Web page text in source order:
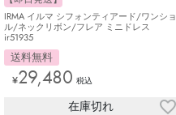
IRMA イルマ シフォンティアード/ワンショ
ル/ネックリボン/フレア ミニドレス
ir51935
送料無料
¥29,480 税込
在庫切れ